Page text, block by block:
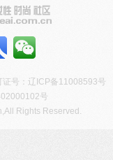
号： 辽ICP备11008593号
号
Rights Reserved.